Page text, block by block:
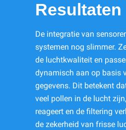
Resultaten
De integratie van
systemen nog slimmer.
de luchtkwaliteit en
dynamisch aan op basis
gegevens. Dit betekent
veel pollen in de lucht
reageert en de filtering
de zekerheid van frisse